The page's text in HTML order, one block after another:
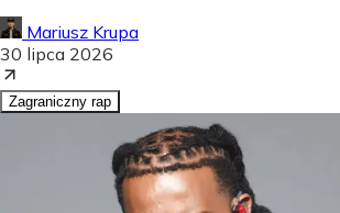
Mariusz Krupa
30 lipca 2026
Zagraniczny rap